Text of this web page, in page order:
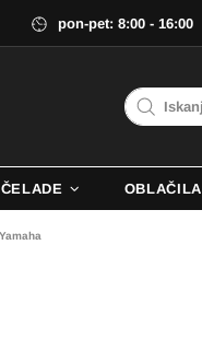
pon-pet: 8:00 - 16:00
ČELADE OBLAČILA